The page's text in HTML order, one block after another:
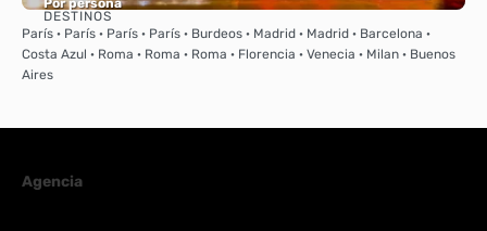
Por persona
Ver
DESTINOS
París · París · París · París · Burdeos · Madrid · Madrid · Barcelona ·
Costa Azul · Roma · Roma · Roma · Florencia · Venecia · Milan · Buenos
Aires
Agencia